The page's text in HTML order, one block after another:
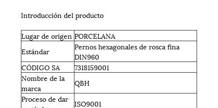
Introducción del producto
Lugar de origen PORCELANA
Estándar
Pernos hexagonales de rosca fina
DIN960
CÓDIGO SA
7318159001
Nombre de la
marca
QBH
Proceso de dar
ISO9001